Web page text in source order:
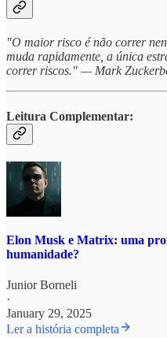
"O maior risco é não correr
muda rapidamente, a única
correr riscos." — Mark
Leitura Complementar:
Elon Musk e Matrix: uma
humanidade?
Junior Borneli
·
January 29, 2025
Ler a história completa